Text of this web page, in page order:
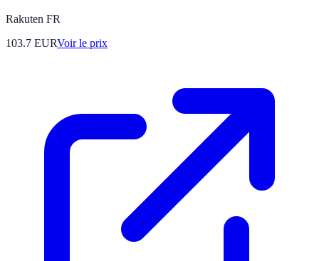
Rakuten FR
103.7 EURVoir le prix